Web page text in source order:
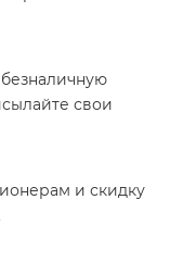
свои
и скидку